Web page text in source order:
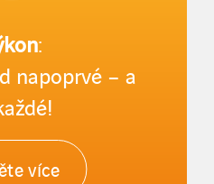
:
napoprvé – a
více